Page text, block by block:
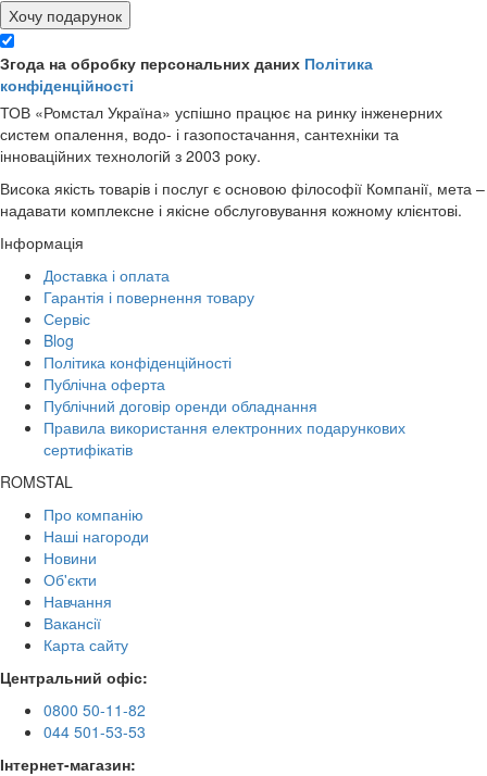
Хочу подарунок
Згода на обробку персональних даних Політика
конфіденційності
ТОВ «Ромстал Україна» успішно працює на ринку інженерних
систем опалення, водо- і газопостачання, сантехніки та
інноваційних технологій з 2003 року.
Висока якість товарів і послуг є основою філософії Компанії, мета –
надавати комплексне і якісне обслуговування кожному клієнтові.
Інформація
Доставка і оплата
Гарантія і повернення товару
Сервіс
Blog
Політика конфіденційності
Публічна оферта
Публічний договір оренди обладнання
Правила використання електронних подарункових
сертифікатів
ROMSTAL
Про компанію
Наші нагороди
Новини
Об'єкти
Навчання
Вакансії
Карта сайту
Центральний офіс:
0800 50-11-82
044 501-53-53
Інтернет-магазин: